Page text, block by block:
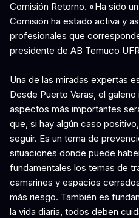
Comisión Retorno. «Ha sido
Comisión ha estado activa y
profesionales que
presidente de AB Temuco
Una de las miradas expertas
Desde Puerto Varas, el
aspectos más importantes
que, si hay algún caso
seguir. Es un tema de
situaciones donde puede
fundamentales los temas de
camarines y espacios
más riesgo. También es
la vida diaria, todos deben